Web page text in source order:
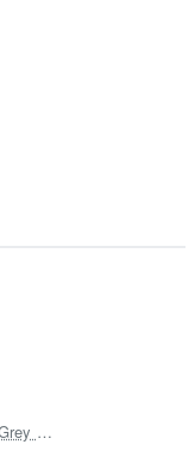
TREK District+ 1 Lowstep 1 Dames Lithium Grey S S 2022